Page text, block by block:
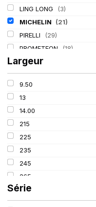
LING LONG
(3)
MICHELIN
(21)
PIRELLI
(29)
PROMETEON
(18)
TIGAR (2)
Largeur
9.50
13
14.00
215
225
235
245
265
305
315
Série